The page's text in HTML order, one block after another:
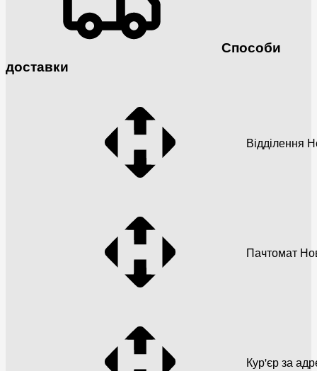
Способи
доставки
Відділення
Пачтомат
Кур'єр за